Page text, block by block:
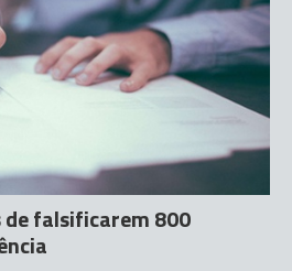
de falsificarem 800